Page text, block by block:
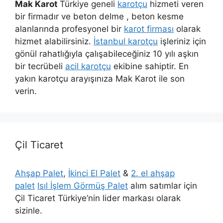
Mak Karot Türkiye geneli karotçu hizmeti veren
bir firmadır ve beton delme , beton kesme
alanlarında profesyonel bir karot firması olarak
hizmet alabilirsiniz. İstanbul karotçu işleriniz için
gönül rahatlığıyla çalışabileceğiniz 10 yılı aşkın
bir tecrübeli acil karotçu ekibine sahiptir. En
yakın karotçu arayışınıza Mak Karot ile son
verin.
Çil Ticaret
Ahşap Palet, İkinci El Palet & 2. el ahşap
palet Isıl İşlem Görmüş Palet alım satımlar için
Çil Ticaret Türkiye’nin lider markası olarak
sizinle.